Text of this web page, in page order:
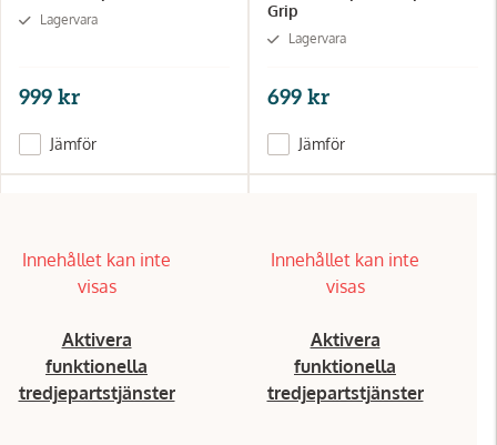
Lagervara
999 kr
Jämför
Grip
Lagervara
699 kr
Jämför
Innehållet kan inte
visas
Aktivera
funktionella
tredjepartstjänster
Innehållet kan inte
visas
Aktivera
funktionella
tredjepartstjänster